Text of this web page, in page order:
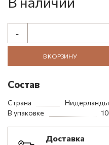
В КОРЗИНУ
Состав
Страна
Нидерланды
В упаковке
10
Доставка